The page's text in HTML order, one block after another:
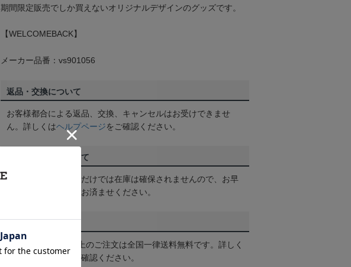
期間限定販売でしか買えないオリジナルデザインのグッズです。
【WELCOMEBACK】
メーカー品番：vs901056
返品・交換について
お客様都合による返品、交換、キャンセルはお受けできませ
ん。詳しくはヘルプページをご確認ください。
ご注文の確定について
買い物かごに入れるだけでは在庫は確保されませんので、お早
めにご購入手続きをお済ませください。
送料について
3,980円（税込）以上のご注文は全国一律送料無料です。詳しく
をご確認ください。